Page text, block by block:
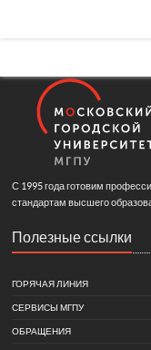
С 1995 года готовим
стандартам высшего
Полезные ссылки
ГОРЯЧАЯ ЛИНИЯ
СЕРВИСЫ МГПУ
ОБРАЩЕНИЯ